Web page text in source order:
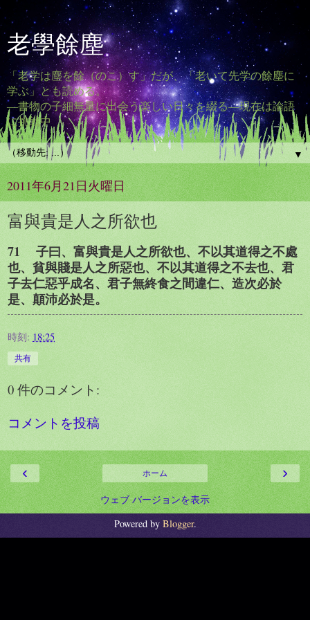
老學餘塵
「老学は塵を餘（のこ）す」だが、「老いて先学の餘塵に
学ぶ」とも読める。
―書物の子細無量に出会う楽しい日々を綴る―現在は論語
に挑戦中
▼
2011年6月21日火曜日
富與貴是人之所欲也
71 子曰、富與貴是人之所欲也、不以其道得之不處
也、貧與賤是人之所惡也、不以其道得之不去也、君
子去仁惡乎成名、君子無終食之間違仁、造次必於
是、顛沛必於是。
時刻: 18:25
共有
0 件のコメント:
コメントを投稿
‹ ›
ホーム
ウェブ バージョンを表示
Powered by Blogger.